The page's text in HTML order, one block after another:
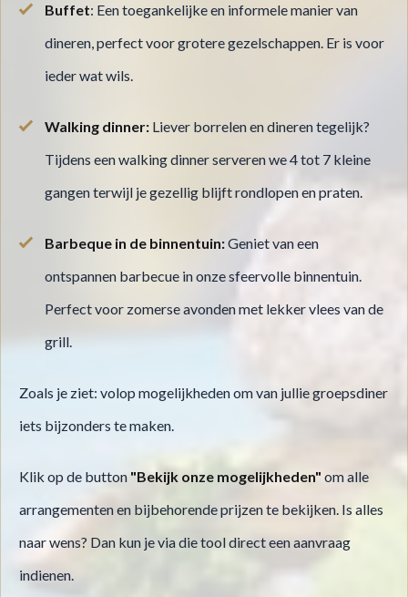
Buffet: Een toegankelijke en informele manier van
dineren, perfect voor grotere gezelschappen. Er is voor
ieder wat wils.
Walking dinner: Liever borrelen en dineren tegelijk?
Tijdens een walking dinner serveren we 4 tot 7 kleine
gangen terwijl je gezellig blijft rondlopen en praten.
Barbeque in de binnentuin:Geniet van een
ontspannen barbecue in onze sfeervolle binnentuin.
Perfect voor zomerse avonden met lekker vlees van de
grill.
Zoals je ziet: volop mogelijkheden om van jullie groepsdiner
iets bijzonders te maken.
Klik op de button "Bekijk onze mogelijkheden" om alle
arrangementen en bijbehorende prijzen te bekijken. Is alles
naar wens? Dan kun je via die tool direct een aanvraag
indienen.